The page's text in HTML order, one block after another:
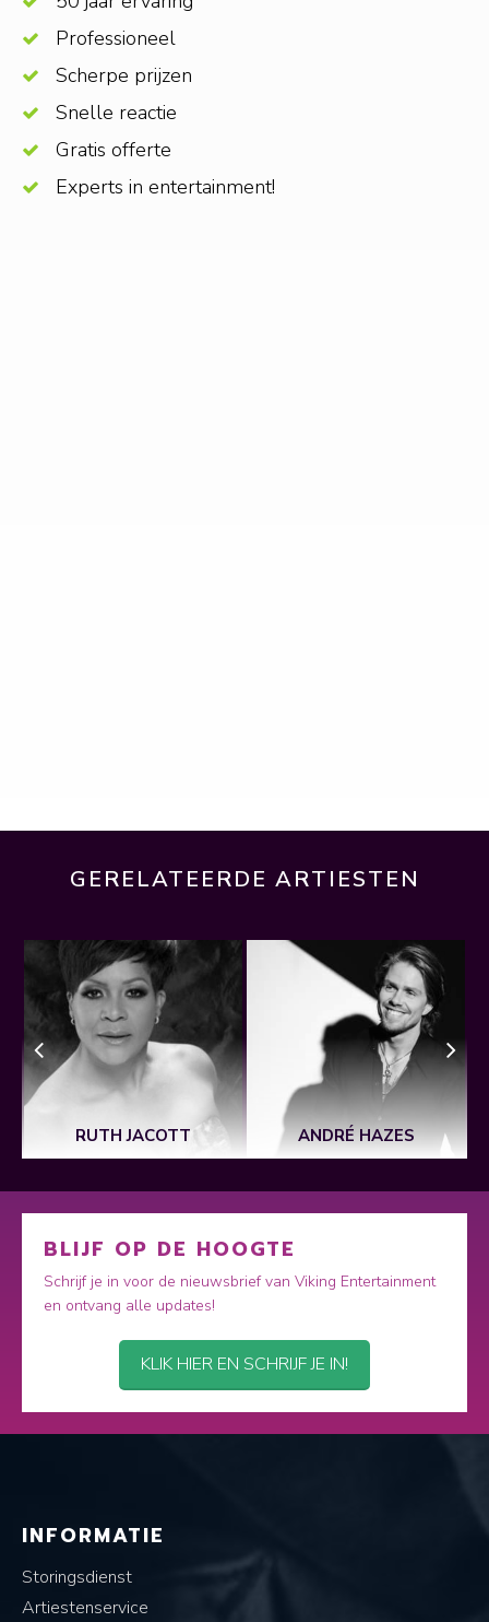
Professioneel
Scherpe prijzen
Snelle reactie
Gratis offerte
Experts in entertainment!
GERELATEERDE ARTIESTEN
RUTH JACOTT ANDRÉ HAZES
BLIJF OP DE HOOGTE
Schrijf je in voor de nieuwsbrief van Viking Entertainment
en ontvang alle updates!
KLIK HIER EN SCHRIJF JE IN!
INFORMATIE
Storingsdienst
Artiestenservice